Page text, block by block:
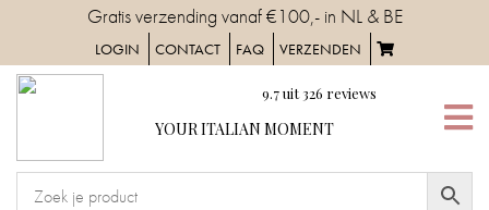
content
Gratis verzending vanaf €100,- in NL & BE
LOGIN CONTACT FAQ VERZENDEN
9.7uit326 reviews
YOUR ITALIAN MOMENT
MOMENT